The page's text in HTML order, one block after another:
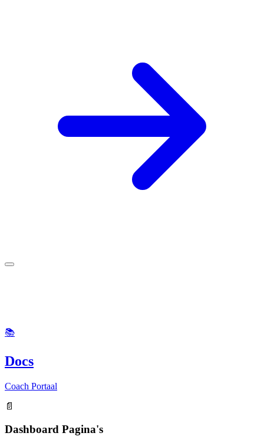
📚
Docs
Coach Portaal
📄
Dashboard Pagina's